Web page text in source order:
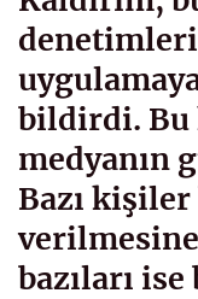
denetimleri
bildirdi. Bu
medyanın
Bazı
bazıları